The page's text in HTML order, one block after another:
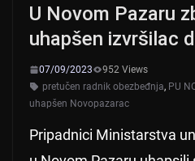
U Novom Pazaru
uhapšen izvršilac
07/09/2023
952 Views
pretučen radnik obezbeđnja, PU
uhapšen Novopazarac
Pripadnici Ministarstva